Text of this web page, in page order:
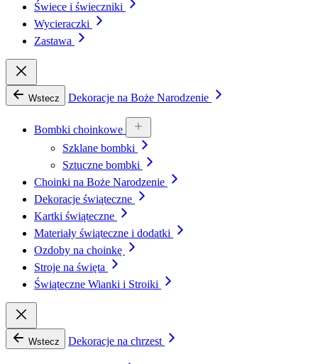
Świece i świeczniki
Wycieraczki
Zastawa
Wstecz Dekoracje na Boże Narodzenie
Bombki choinkowe
Szklane bombki
Sztuczne bombki
Choinki na Boże Narodzenie
Dekoracje świąteczne
Kartki świąteczne
Materiały świąteczne i dodatki
Ozdoby na choinkę
Stroje na święta
Świąteczne Wianki i Stroiki
Wstecz Dekoracje na chrzest